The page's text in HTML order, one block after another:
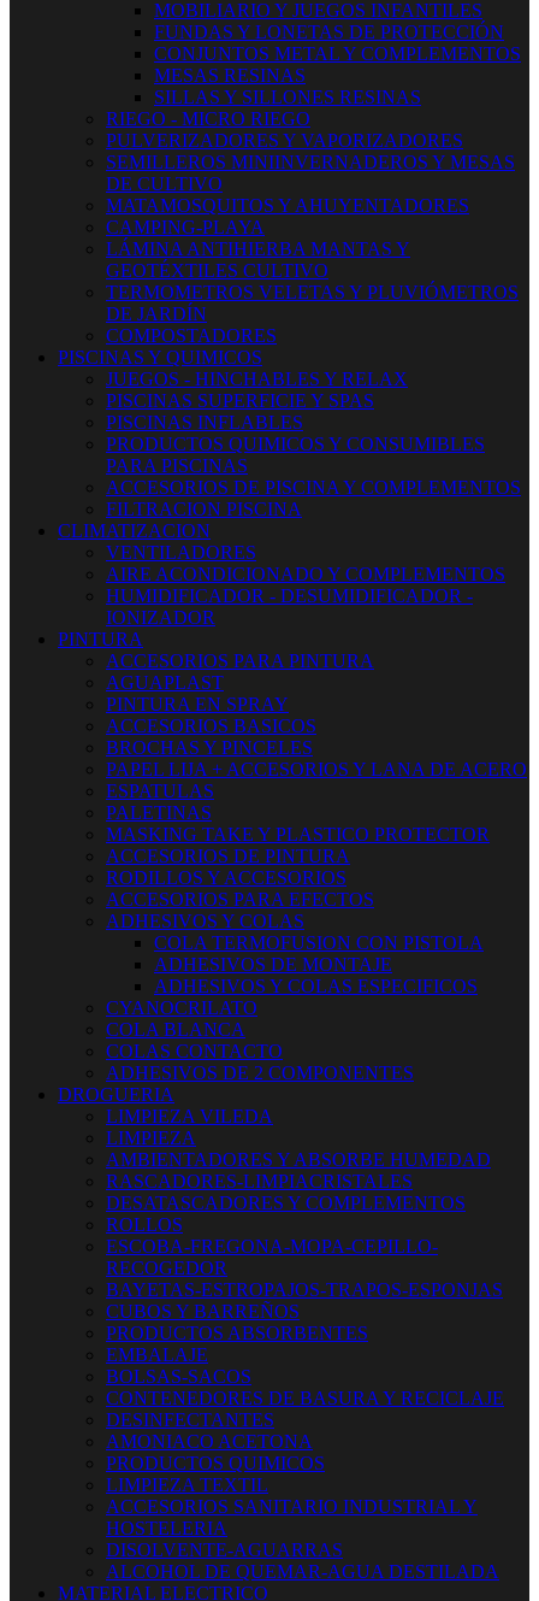
MOBILIARIO Y JUEGOS INFANTILES
FUNDAS Y LONETAS DE PROTECCIÓN
CONJUNTOS METAL Y COMPLEMENTOS
MESAS RESINAS
SILLAS Y SILLONES RESINAS
RIEGO - MICRO RIEGO
PULVERIZADORES Y VAPORIZADORES
SEMILLEROS MINIINVERNADEROS Y MESAS
DE CULTIVO
MATAMOSQUITOS Y AHUYENTADORES
CAMPING-PLAYA
LÁMINA ANTIHIERBA MANTAS Y
GEOTÉXTILES CULTIVO
TERMOMETROS VELETAS Y PLUVIÓMETROS
DE JARDÍN
COMPOSTADORES
PISCINAS Y QUIMICOS
JUEGOS - HINCHABLES Y RELAX
PISCINAS SUPERFICIE Y SPAS
PISCINAS INFLABLES
PRODUCTOS QUIMICOS Y CONSUMIBLES
PARA PISCINAS
ACCESORIOS DE PISCINA Y COMPLEMENTOS
FILTRACION PISCINA
CLIMATIZACION
VENTILADORES
AIRE ACONDICIONADO Y COMPLEMENTOS
HUMIDIFICADOR - DESUMIDIFICADOR -
IONIZADOR
PINTURA
ACCESORIOS PARA PINTURA
AGUAPLAST
PINTURA EN SPRAY
ACCESORIOS BASICOS
BROCHAS Y PINCELES
PAPEL LIJA + ACCESORIOS Y LANA DE ACERO
ESPATULAS
PALETINAS
MASKING TAKE Y PLASTICO PROTECTOR
ACCESORIOS DE PINTURA
RODILLOS Y ACCESORIOS
ACCESORIOS PARA EFECTOS
ADHESIVOS Y COLAS
COLA TERMOFUSION CON PISTOLA
ADHESIVOS DE MONTAJE
ADHESIVOS Y COLAS ESPECIFICOS
CYANOCRILATO
COLA BLANCA
COLAS CONTACTO
ADHESIVOS DE 2 COMPONENTES
DROGUERIA
LIMPIEZA VILEDA
LIMPIEZA
AMBIENTADORES Y ABSORBE HUMEDAD
RASCADORES-LIMPIACRISTALES
DESATASCADORES Y COMPLEMENTOS
ROLLOS
ESCOBA-FREGONA-MOPA-CEPILLO-
RECOGEDOR
BAYETAS-ESTROPAJOS-TRAPOS-ESPONJAS
CUBOS Y BARREÑOS
PRODUCTOS ABSORBENTES
EMBALAJE
BOLSAS-SACOS
CONTENEDORES DE BASURA Y RECICLAJE
DESINFECTANTES
AMONIACO ACETONA
PRODUCTOS QUIMICOS
LIMPIEZA TEXTIL
ACCESORIOS SANITARIO INDUSTRIAL Y
HOSTELERIA
DISOLVENTE-AGUARRAS
ALCOHOL DE QUEMAR-AGUA DESTILADA
MATERIAL ELECTRICO